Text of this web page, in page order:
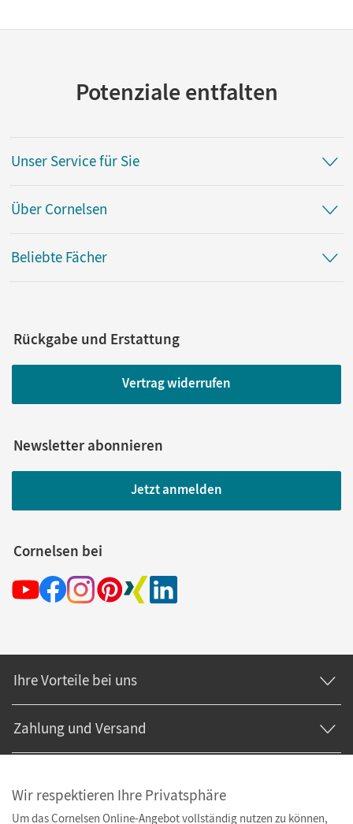
Potenziale entfalten
Unser Service für Sie
Über Cornelsen
Beliebte Fächer
Rückgabe und Erstattung
Vertrag widerrufen
Newsletter abonnieren
Jetzt anmelden
Cornelsen bei
Ihre Vorteile bei uns
Zahlung und Versand
Wir respektieren Ihre Privatsphäre
Um das Cornelsen Online-Angebot vollständig nutzen zu können,